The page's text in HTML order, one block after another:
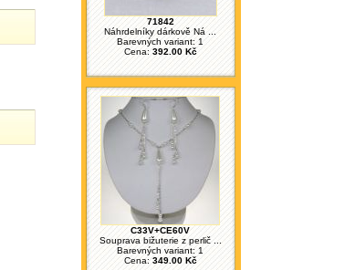
71842
Náhrdelníky dárkově Ná ...
Barevných variant: 1
Cena: 392.00 Kč
C33V+CE60V
Souprava bižuterie z perlič ...
Barevných variant: 1
Cena: 349.00 Kč